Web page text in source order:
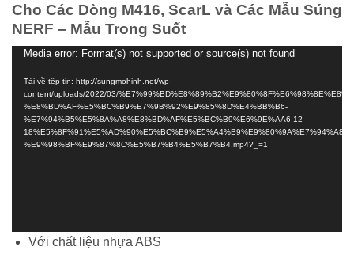
Cho Các Dòng M416, ScarL và Các Mẫu Súng
NERF – Mẫu Trong Suốt
Trình
chơi
Video
Media error: Format(s) not supported or source(s) not found
Tải về tệp tin: http://sungmohinh.net/wp-
content/uploads/2022/03/
%E8%BD%AF%E5%BC%B9%E7%9B%92%E9%85%8D%E4%BB%B6-
%E7%94%B5%E5%8A%A8%E8%BD%AF%E5%BC%B9%E6%9E%AA6-12-
%E9%98%BF%E9%87%8C%E5%B7%B4%E5%B7%B4.mp4?_=1
Với chất liệu nhựa ABS